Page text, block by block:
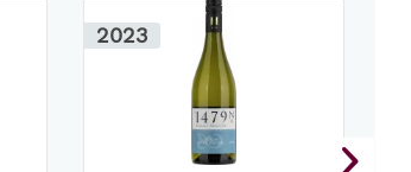
2023